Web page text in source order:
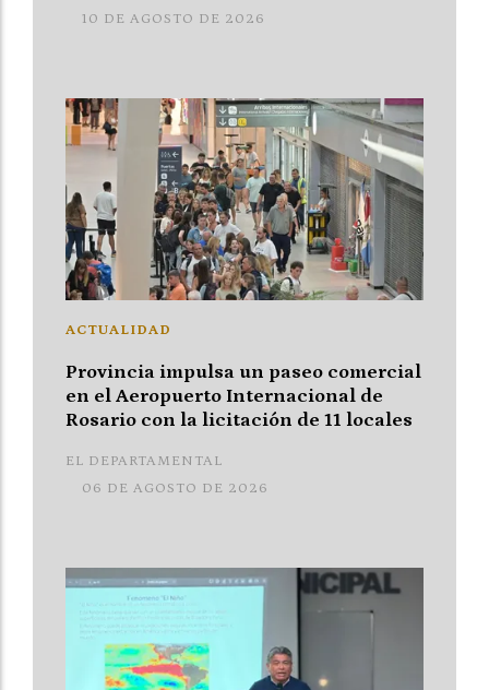
10 DE AGOSTO DE 2026
Provincia impulsa un paseo comercial
en el Aeropuerto Internacional de
Rosario con la licitación de 11 locales
EL DEPARTAMENTAL
ACTUALIDAD
06 DE AGOSTO DE 2026